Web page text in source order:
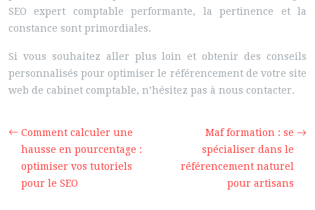
SEO expert comptable performante, la pertinence et la
constance sont primordiales.
Si vous souhaitez aller plus loin et obtenir des conseils
personnalisés pour optimiser le référencement de votre site
web de cabinet comptable, n’hésitez pas à nous contacter.
Comment calculer une
hausse en pourcentage :
optimiser vos tutoriels
pour le SEO
Maf formation : se
spécialiser dans le
référencement naturel
pour artisans